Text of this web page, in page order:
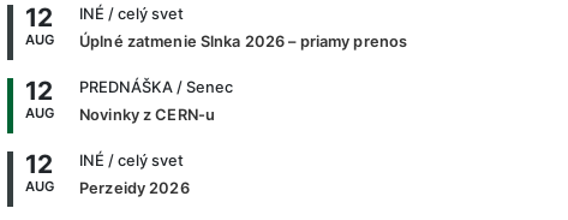
12
AUG
INÉ / celý svet
Úplné zatmenie Slnka 2026 – priamy prenos
12
AUG
PREDNÁŠKA / Senec
Novinky z CERN-u
12
AUG
INÉ / celý svet
Perzeidy 2026